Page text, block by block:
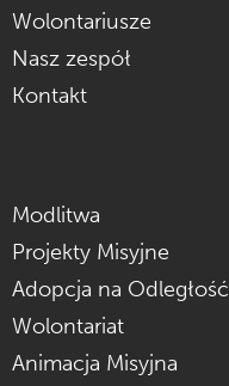
Wolontariusze
Nasz zespół
Kontakt
Modlitwa
Projekty Misyjne
Adopcja na Odległość
Wolontariat
Animacja Misyjna